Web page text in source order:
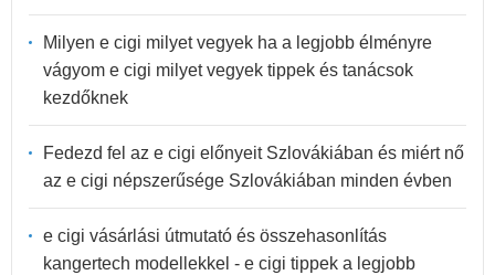
Milyen e cigi milyet vegyek ha a legjobb élményre
vágyom e cigi milyet vegyek tippek és tanácsok
kezdőknek
Fedezd fel az e cigi előnyeit Szlovákiában és miért nő
az e cigi népszerűsége Szlovákiában minden évben
e cigi vásárlási útmutató és összehasonlítás
kangertech modellekkel - e cigi tippek a legjobb